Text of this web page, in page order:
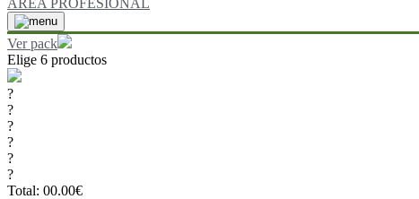
ÁREA PROFESIONAL
Ver pack
Elige 6 productos
?
?
?
?
?
?
Total: 00.00€